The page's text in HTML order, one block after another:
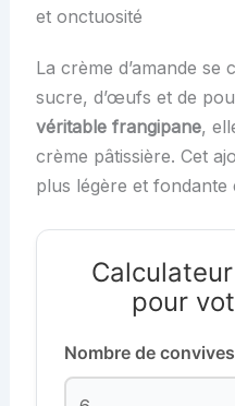
et onctuosité
La crème d’amande
sucre, d’œufs et de
véritable frangipane,
crème pâtissière. Cet
plus légère et fondante
pour
Nombre de